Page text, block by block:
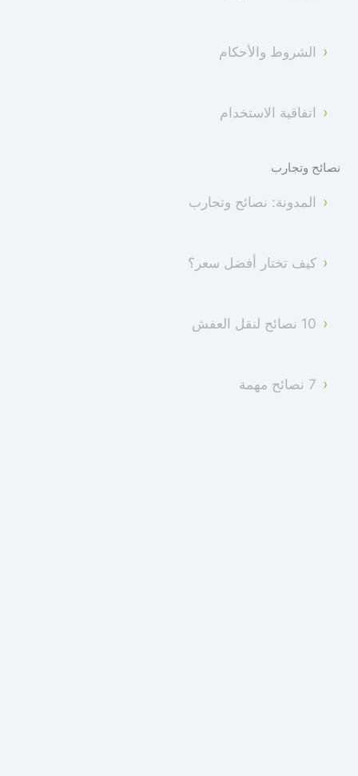
الشروط والأحكام
اتفاقية الاستخدام
نصائح وتجارب
المدونة: نصائح وتجارب
كيف تختار أفضل سعر؟
10 نصائح لنقل العفش
7 نصائح مهمة